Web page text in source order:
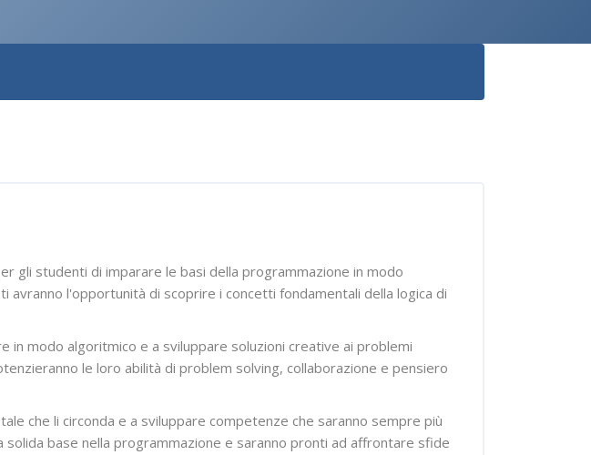
gli studenti di imparare le basi della programmazione in modo
l'opportunità di scoprire i concetti fondamentali della logica di
modo algoritmico e a sviluppare soluzioni creative ai problemi
le loro abilità di problem solving, collaborazione e pensiero
che li circonda e a sviluppare competenze che saranno sempre più
base nella programmazione e saranno pronti ad affrontare sfide